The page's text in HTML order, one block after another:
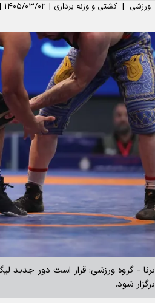
ورزشی | کشتی و وزنه برداری | ۱۴۰۵/۰۳/۰۲ |
برنا - گروه ورزشی: قرار است دور جدید
برگزار شود.